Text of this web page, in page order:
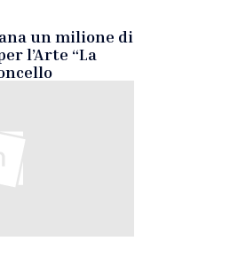
un milione di
l’Arte “La